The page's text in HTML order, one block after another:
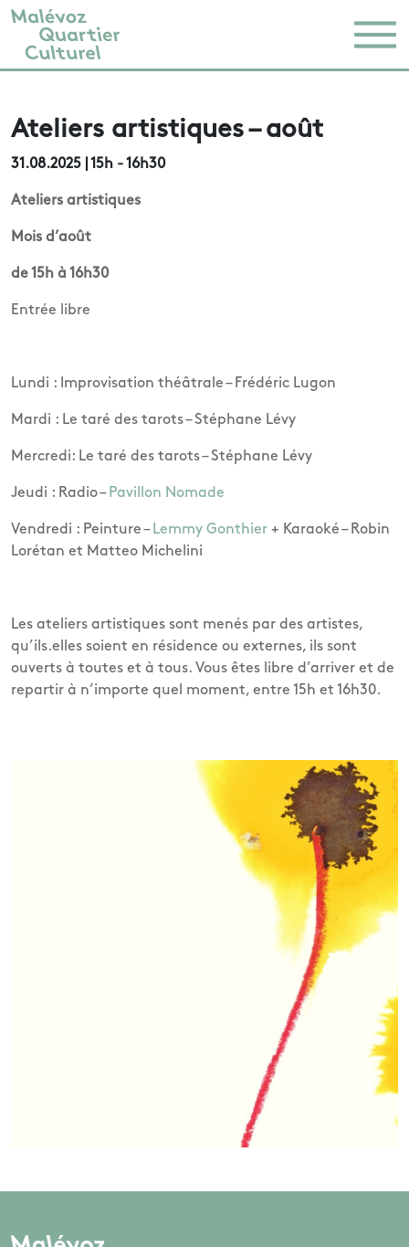
Ateliers artistiques – août
31.08.2025 | 15h - 16h30
Ateliers artistiques
Mois d’août
de 15h à 16h30
Entrée libre
Lundi : Improvisation théâtrale – Frédéric Lugon
Mardi : Le taré des tarots – Stéphane Lévy
Mercredi: Le taré des tarots – Stéphane Lévy
Jeudi : Radio – Pavillon Nomade
Vendredi : Peinture – Lemmy Gonthier + Karaoké – Robin
Lorétan et Matteo Michelini
Les ateliers artistiques sont menés par des artistes,
qu’ils.elles soient en résidence ou externes, ils sont
ouverts à toutes et à tous. Vous êtes libre d’arriver et de
repartir à n’importe quel moment, entre 15h et 16h30.